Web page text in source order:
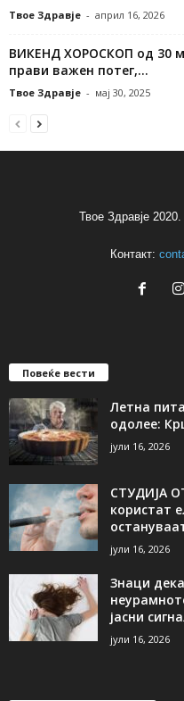
Твое Здравје - април 16, 2026
ВИКЕНД ХОРОСКОП од 30
прави важен потег,...
Твое Здравје - мај 30, 2025
Твое Здравје
Контакт:
Повеќе вести
Летна
одолее:
јули 16, 2026
СТУДИЈА
користат
јули 16, 2026
Знаци
јасни
јули 16, 2026